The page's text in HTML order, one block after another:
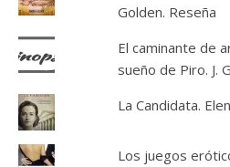
Golden. Reseña
El caminante de
sueño de Piro. J.
La Candidata.
Los juegos